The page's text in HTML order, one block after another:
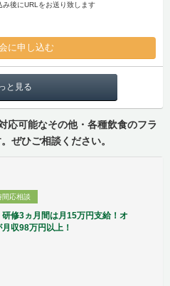
み後にURLをお送り致します
に申し込む
と見る
応可能なその他・各種飲食のフラ
ぜひご相談ください。
間応相談
研修3ヵ月間は月15万円支給！オ
収98万円以上！